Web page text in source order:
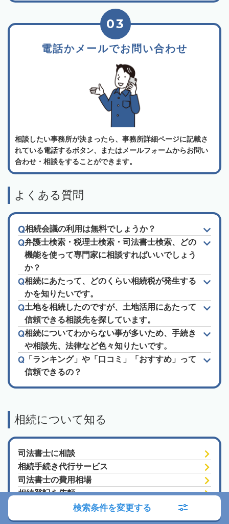
電話かメールでお問い合わせ
03
相談したい事務所が決まったら、事務所詳細ページに記載さ
れている電話するボタン、またはメールフォームからお問い
合わせ・相談をすることができます。
よくある質問
相続会議の利用は無料でしょうか？
弁護士検索・税理士検索・司法書士検索、どの
機能を使って専門家に相談すればいいでしょう
か？
相続にあたって、どのくらい相続税が発生する
かを知りたいです。
土地を相続したのですが、土地活用にあたって
信頼できる相談先を探しています。
相続についてわからない事が多いため、手続き
や相談先、法律など色々知りたいです。
「ランキング」や「口コミ」「おすすめ」って
信頼できるの？
相続について知る
司法書士に相談
相続手続き代行サービス
司法書士の費用相場
相続登記を依頼
相続放棄を任せる
遺言書作成を相談
検索条件を変更する